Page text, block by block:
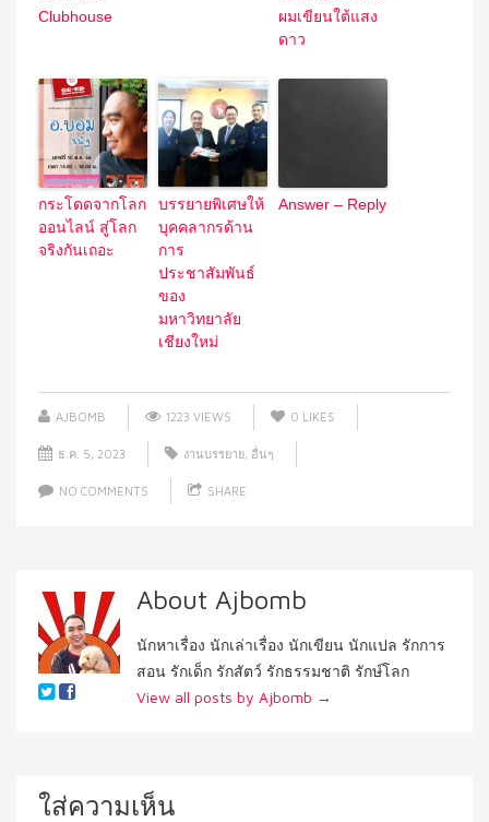
Clubhouse
ผมเขียนใต้แสง
ดาว
กระโดดจากโลก
ออนไลน์ สู่โลก
จริงกันเถอะ
บรรยายพิเศษให้
บุคคลากรด้าน
การ
ประชาสัมพันธ์
ของ
มหาวิทยาลัย
เชียงใหม่
Answer – Reply
AJBOMB 1223 VIEWS 0 LIKES
ธ.ค. 5, 2023 งานบรรยาย อื่นๆ
NO COMMENTS SHARE
About Ajbomb
นักหาเรื่อง นักเล่าเรื่อง นักเขียน นักแปล รักการ
สอน รักเด็ก รักสัตว์ รักธรรมชาติ รักษ์โลก
View all posts by Ajbomb →
ใส่ความเห็น